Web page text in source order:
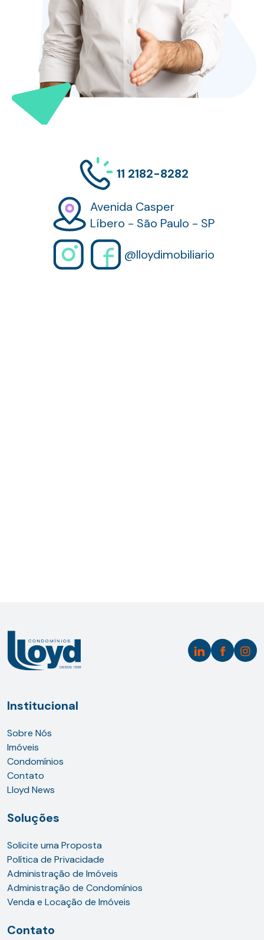
11 2182-8282
Avenida Casper
Líbero - São Paulo - SP
@lloydimobiliario
Institucional
Sobre Nós
Imóveis
Condomínios
Contato
Lloyd News
Soluções
Solicite uma Proposta
Política de Privacidade
Administração de Imóveis
Administração de Condomínios
Venda e Locação de Imóveis
Contato